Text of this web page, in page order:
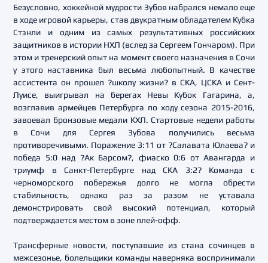
Безусловно, хоккейной мудрости Зубов набрался немало еще
в ходе игровой карьеры, став двукратным обладателем Кубка
Стэнли и одним из самых результативных российских
защитников в истории НХЛ (вслед за Сергеем Гончаром). При
этом и тренерский опыт на момент своего назначения в Сочи
у этого наставника был весьма любопытный. В качестве
ассистента он прошел ?школу жизни? в СКА, ЦСКА и Сент-
Луисе, выигрывал на берегах Невы Кубок Гагарина, а,
возглавив армейцев Петербурга по ходу сезона 2015-2016,
завоевал бронзовые медали КХЛ. Стартовые недели работы
в Сочи для Сергея Зубова получились весьма
противоречивыми. Поражение 3:11 от ?Салавата Юлаева? и
победа 5:0 над ?Ак Барсом?, фиаско 0:6 от Авангарда и
триумф в Санкт-Петербурге над СКА 3:2? Команда с
черноморского побережья долго не могла обрести
стабильность, однако раз за разом не уставала
демонстрировать свой высокий потенциал, который
подтверждается местом в зоне плей-офф.
Трансферные новости, поступавшие из стана сочинцев в
межсезонье, болельщики команды наверняка воспринимали